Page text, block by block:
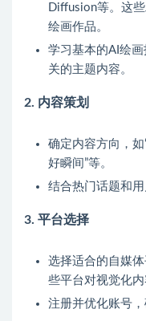
Diffusion等。这
绘画作品。
学习基本的AI绘
关的主题内容。
2. 内容策划
确定内容方向，如
好瞬间”等。
结合热门话题和用
3. 平台选择
选择适合的自媒
些平台对视觉化内
注册并优化账号，